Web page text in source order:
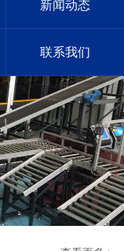
新闻动态
联系我们